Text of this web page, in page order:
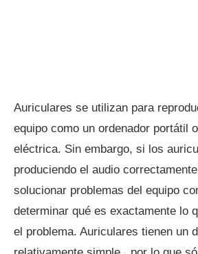
Auriculares se utilizan para
equipo como un ordenador portátil
eléctrica. Sin embargo, si los
produciendo el audio
solucionar problemas del equipo
determinar qué es exactamente lo
el problema. Auriculares tienen un